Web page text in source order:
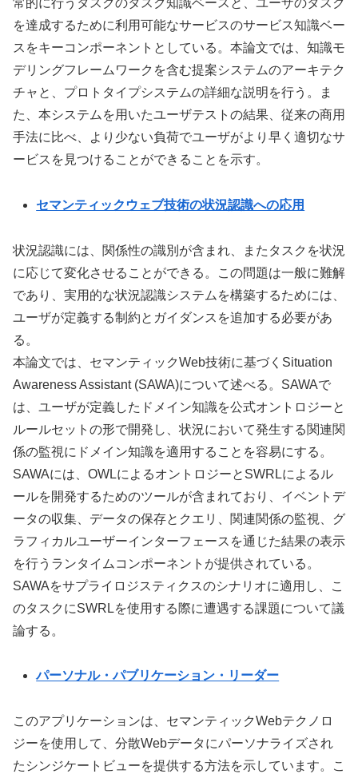
常的に行うタスクのタスク知識ベースと、ユーザのタスク
を達成するために利用可能なサービスのサービス知識ベー
スをキーコンポーネントとしている。本論文では、知識モ
デリングフレームワークを含む提案システムのアーキテク
チャと、プロトタイプシステムの詳細な説明を行う。ま
た、本システムを用いたユーザテストの結果、従来の商用
手法に比べ、より少ない負荷でユーザがより早く適切なサ
ービスを見つけることができることを示す。
セマンティックウェブ技術の状況認識への応用
状況認識には、関係性の識別が含まれ、またタスクを状況
に応じて変化させることができる。この問題は一般に難解
であり、実用的な状況認識システムを構築するためには、
ユーザが定義する制約とガイダンスを追加する必要があ
る。
本論文では、セマンティックWeb技術に基づくSituation
Awareness Assistant (SAWA)について述べる。SAWAで
は、ユーザが定義したドメイン知識を公式オントロジーと
ルールセットの形で開発し、状況において発生する関連関
係の監視にドメイン知識を適用することを容易にする。
SAWAには、OWLによるオントロジーとSWRLによるル
ールを開発するためのツールが含まれており、イベントデ
ータの収集、データの保存とクエリ、関連関係の監視、グ
ラフィカルユーザーインターフェースを通じた結果の表示
を行うランタイムコンポーネントが提供されている。
SAWAをサプライロジスティクスのシナリオに適用し、こ
のタスクにSWRLを使用する際に遭遇する課題について議
論する。
パーソナル・パブリケーション・リーダー
このアプリケーションは、セマンティックWebテクノロ
ジーを使用して、分散Webデータにパーソナライズされ
たシンジケートビューを提供する方法を示しています。こ